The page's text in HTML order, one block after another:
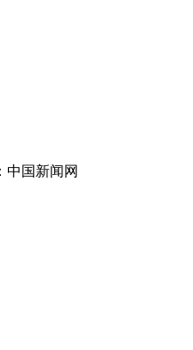
中国新闻网